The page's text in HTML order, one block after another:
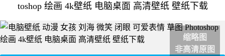
toshop 绘画 4k壁纸 电脑桌面 高清壁纸 壁纸下载
缩略图
非高清原图